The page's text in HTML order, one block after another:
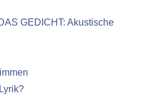
GEDICHT: Akustische